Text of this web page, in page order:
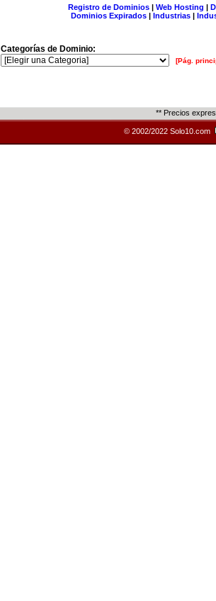
Registro de Dominios| Web Hosting |
Dominios Expirados | Industrias |
Categorías de Dominio:
[Pág.
** Precios
© 2002/2022 Solo10.com